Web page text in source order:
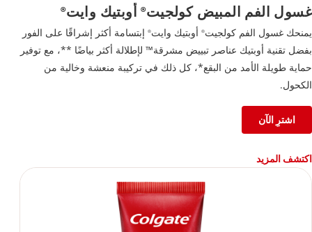
غسول الفم المبيض كولجيت®أوبتيك وايت®
يمنحك غسول الفم كولجيت® أوبتيك وايت® إبتسامة أكثر إشراقًا على الفور
بفضل تقنية أوبتيك عناصر تبييض مشرقة™ لإطلالة أكثر بياضًا **، مع توفير
حماية طويلة الأمد من البقع*، كل ذلك في تركيبة منعشة وخالية من
الكحول.
اشترِ الآن
اكتشف المزيد